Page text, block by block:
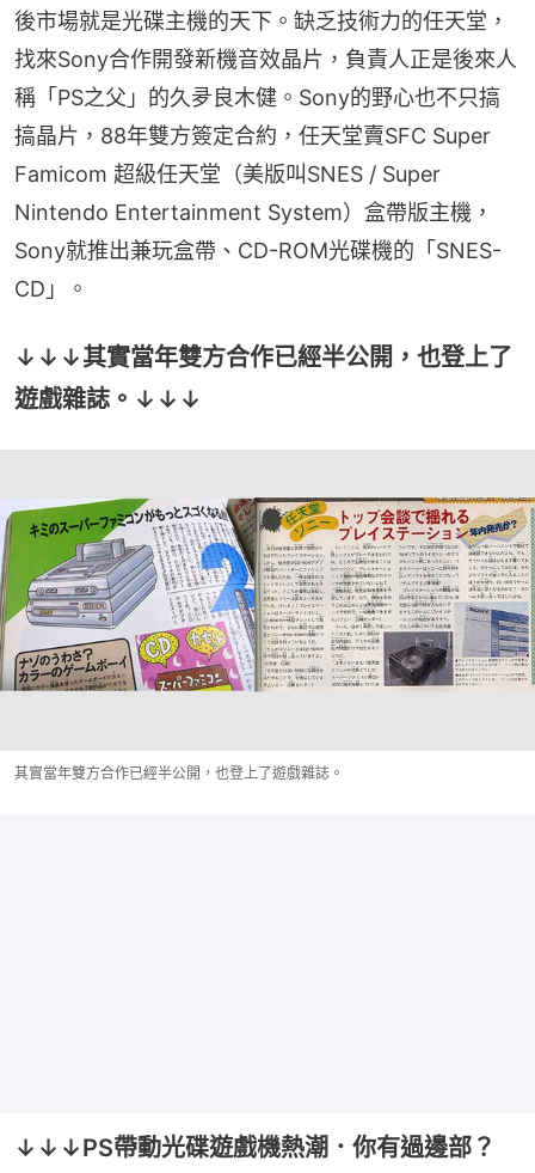
後市場就是光碟主機的天下。缺乏技術力的任天堂，
找來Sony合作開發新機音效晶片，負責人正是後來人
稱「PS之父」的久夛良木健。Sony的野心也不只搞
搞晶片，88年雙方簽定合約，任天堂賣SFC Super
Famicom 超級任天堂（美版叫SNES / Super
Nintendo Entertainment System）盒帶版主機，
Sony就推出兼玩盒帶、CD-ROM光碟機的「SNES-
CD」。
↓↓↓其實當年雙方合作已經半公開，也登上了
遊戲雜誌。↓↓↓
其實當年雙方合作已經半公開，也登上了遊戲雜誌。
↓↓↓PS帶動光碟遊戲機熱潮．你有過邊部？